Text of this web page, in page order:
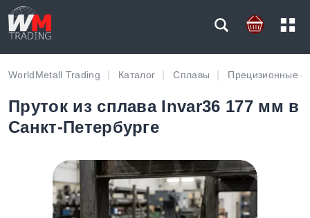
WorldMetall Trading Каталог Сплавы Прецизионные
Пруток из сплава Invar36 177 мм в
Санкт-Петербурге